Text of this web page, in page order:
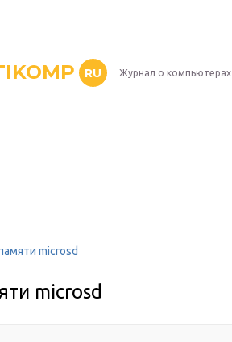
RU Журнал о компьютерах
microsd
microsd